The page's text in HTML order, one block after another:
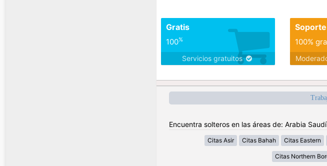
Gratis
100%
Servicios gratuitos
Soporte
100%
Encuentra solteros en las áreas de: Arabia Saudí
Citas Asir Citas Bahah Citas Eastern
Citas Northern